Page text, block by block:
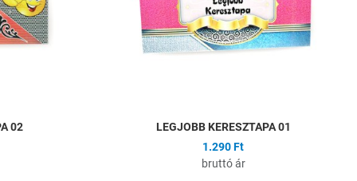
02
LEGJOBB KERESZTAPA 01
1.290 Ft
bruttó ár